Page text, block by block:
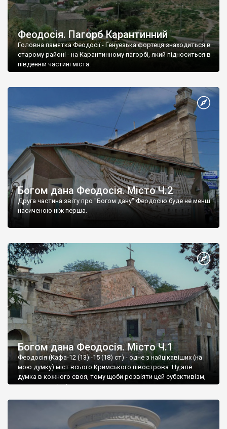
Феодосія. Пагорб Карантинний
Головна памятка Феодосії - Генуезька фортеця знаходиться в
старому районі - на Карантинному пагорбі, який підноситься в
південній частині міста.
Богом дана Феодосія. Місто Ч.2
Друга частина звіту про "Богом дану" Феодосію буде не менш
насиченою ніж перша.
Богом дана Феодосія. Місто Ч.1
Феодосія (Кафа-12 (13) -15 (18) ст) - одне з найцікавіших (на
мою думку) міст всього Кримського півострова .Ну,але
думка в кожного своя, тому щоби розвіяти цей субєктивізм,
запрошую відвідати це